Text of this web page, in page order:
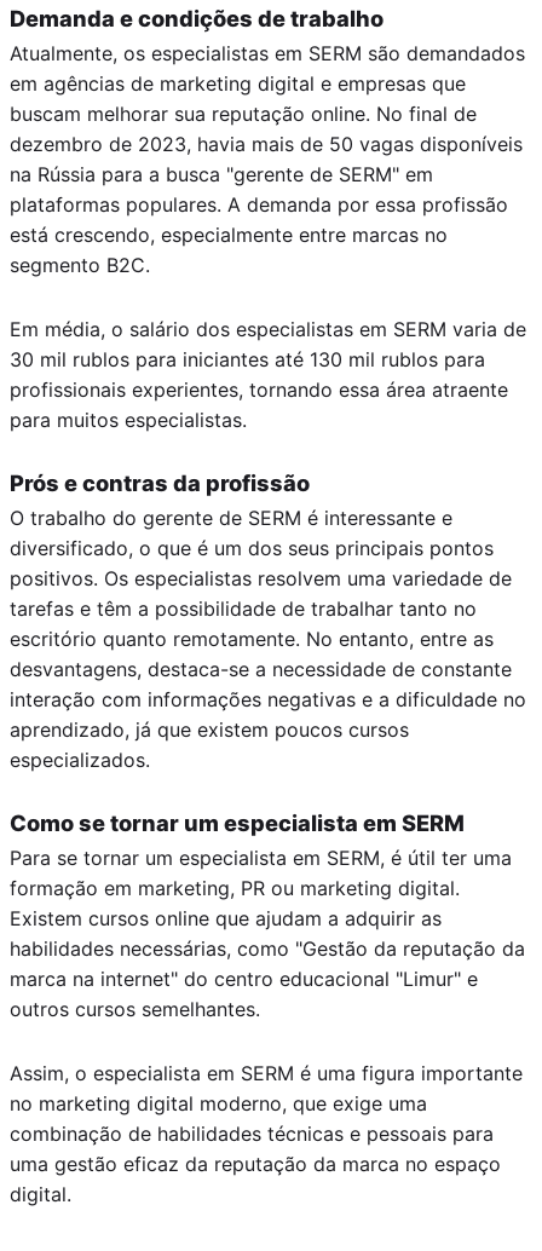
Demanda e condições de trabalho
Atualmente, os especialistas em SERM são demandados
em agências de marketing digital e empresas que
buscam melhorar sua reputação online. No final de
dezembro de 2023, havia mais de 50 vagas disponíveis
na Rússia para a busca "gerente de SERM" em
plataformas populares. A demanda por essa profissão
está crescendo, especialmente entre marcas no
segmento B2C.
Em média, o salário dos especialistas em SERM varia de
30 mil rublos para iniciantes até 130 mil rublos para
profissionais experientes, tornando essa área atraente
para muitos especialistas.
Prós e contras da profissão
O trabalho do gerente de SERM é interessante e
diversificado, o que é um dos seus principais pontos
positivos. Os especialistas resolvem uma variedade de
tarefas e têm a possibilidade de trabalhar tanto no
escritório quanto remotamente. No entanto, entre as
desvantagens, destaca-se a necessidade de constante
interação com informações negativas e a dificuldade no
aprendizado, já que existem poucos cursos
especializados.
Como se tornar um especialista em SERM
Para se tornar um especialista em SERM, é útil ter uma
formação em marketing, PR ou marketing digital.
Existem cursos online que ajudam a adquirir as
habilidades necessárias, como "Gestão da reputação da
marca na internet" do centro educacional "Limur" e
outros cursos semelhantes.
Assim, o especialista em SERM é uma figura importante
no marketing digital moderno, que exige uma
combinação de habilidades técnicas e pessoais para
uma gestão eficaz da reputação da marca no espaço
digital.